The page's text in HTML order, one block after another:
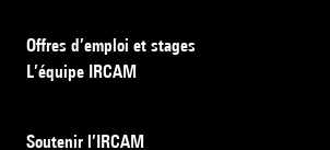
Offres d’emploi et stages
L’équipe IRCAM
Soutenir l’IRCAM